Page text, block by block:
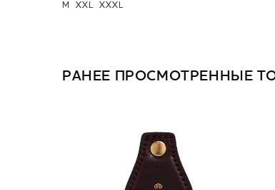
M XXL XXXL
РАНЕЕ ПРОСМОТРЕННЫЕ